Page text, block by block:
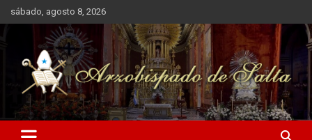
Saltar
al
contenido
sábado, agosto 8, 2026
Arzobispado de Salta
Arzobispado de Salta